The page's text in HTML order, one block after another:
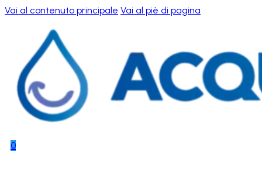
Vai al contenuto principale Vai al piè di pagina
0